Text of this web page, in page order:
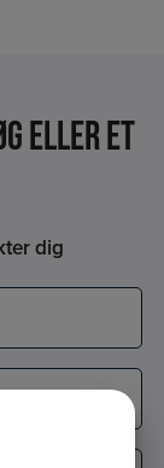
eller et
dig